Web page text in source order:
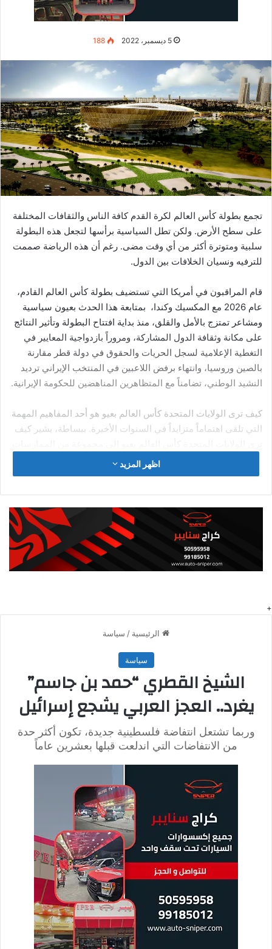
5 ديسمبر، 2022 188
تجمع بطولة كأس العالم لكرة القدم كافة الناس والثقافات المختلفة
على سطح الأرض. ولكن تطل السياسية برأسها لتجعل هذه البطولة
سلبية ومتوترة أكثر من أي وقت مضى. رغم أن هذه الرياضة صممت
للترفيه ونسيان الخلافات بين الدول.
قام المراقبون في أمريكا التي تستضيف بطولة كأس العالم القادم،
عام 2026 مع المكسيك وكندا، بمتابعة هذا الحدث بعيون سياسية
ومشاعر تمتزج بالأمل والقلق، منذ بداية افتتاح البطولة وتأثير النتائج
على مكانة وثقافة الدول المشاركة، ومروراً بازدواجية المعايير في
التغطية الإعلامية لسجل الحريات والحقوق في دولة قطر مقارنة
بالصين وروسيا، وانتهاء برفض اللاعبين في المنتخب الإيراني ترديد
النشيد الوطني، تضامناً مع المتظاهرين المناهضين للحكومة الإيرانية.
كيف ترى الولايات المتحدة كأس العالم بعيو هو أحد المفاهيم المهمة
التي تلقى اهتماماً متزايداً في السنوات الأخيرة. ببساطة، يشير كيف
والاستراتيجيات التي تهدف إلى تحسين الصحة والرفاهية بشكل عام.
سواء كنت مبتدئاً أو لديك خبرة سابقة، فهم أساسيات كيف ترى
القصوى من فوائده المتعددة.
المعايير المزدوجة في بطولة كأس
العالم
في مجال معاملة العمال المهاجرين وحقوق الأقليات، ومنع وضع
شارات دعم المثليين، كما أثارت الصحف الأمريكية مثل صحيفة
المناطق الرمادية ، حيث منحت لإيطاليا بينيتو موسوليني بطولة
1934، ومنحت أيضاً المجلس العسكري الفاشي بطولة 1978 في
الأرجنتين، بينما ذهبت بطولة كأس العالم 2010 إلى جنوب أفريقيا،
التي تعتبر ملاذاً آمنا لحقوق المثليين، وتم منح تنظيم كأس العالم
الأخيرة لروسيا فلاديمير بوتين رغم انتهاكه حقوق الإنسان.
اظهر المزيد